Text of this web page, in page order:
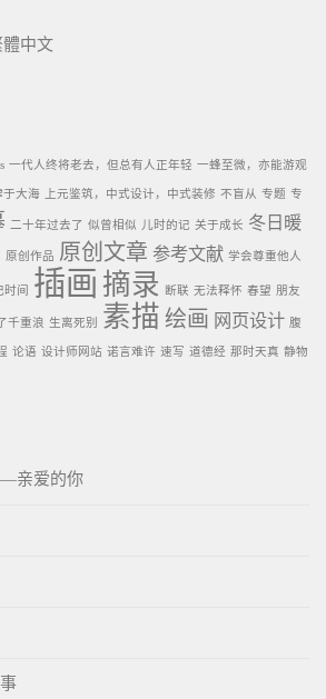
體中文
一代人终将老去，但总有人正年轻 一蜂至微，亦能游观
于大海 上元鉴筑，中式设计，中式装修 不盲从 专题 专
二十年过去了 似曾相似 儿时的记 关于成长 冬日暖
原创作品 原创文章 参考文献 学会尊重他人
时间 插画 摘录 断联 无法释怀 春望 朋友
千重浪 生离死别 素描 绘画 网页设计 腹
论语 设计师网站 诺言难许 速写 道德经 那时天真 静物
亲爱的你